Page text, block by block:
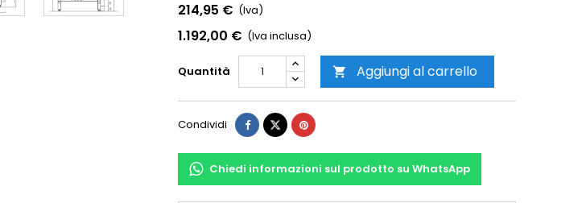
214,95 € (Iva)
1.192,00 € (Iva inclusa)
Quantità  Aggiungi al carrello
Condividi
Chiedi informazioni sul prodotto su WhatsApp